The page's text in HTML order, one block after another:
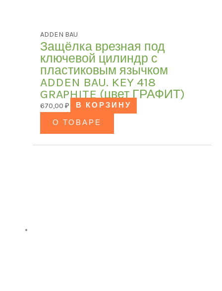
ADDEN BAU
Защёлка врезная под
ключевой цилиндр с
пластиковым язычком
ADDEN BAU. KEY 418
GRAPHITE (цвет ГРАФИТ)
670,00 ₽
В КОРЗИНУ
О ТОВАРЕ